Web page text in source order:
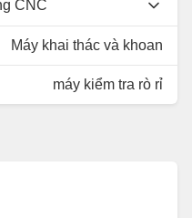
CNC
Máy khai thác và khoan
máy kiểm tra rò rỉ